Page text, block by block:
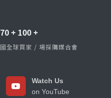
70 + 100 +
國全球買家 / 場採購媒合會
Watch Us
on YouTube